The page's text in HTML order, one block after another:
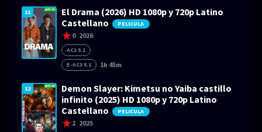
11
El Drama (2026) HD 1080p y 720p Latino
Castellano
PELICULA
0 2026
AC3 5.1
E-AC3 5.1
1h 45m
12
Demon Slayer: Kimetsu no Yaiba castillo
infinito (2025) HD 1080p y 720p Latino
Castellano
PELICULA
2 2025